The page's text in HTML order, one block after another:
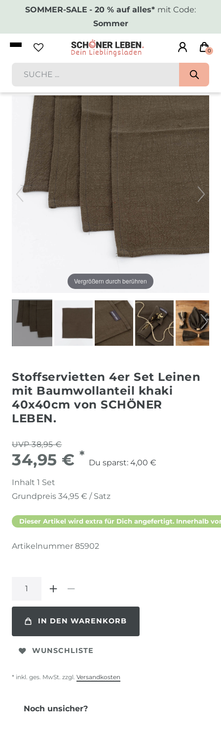
SOMMER-SALE - 20 % auf alles* mit Code:
Sommer
0
Vergrößern durch berühren
Stoffservietten 4er Set Leinen
mit Baumwollanteil khaki
40x40cm von SCHÖNER
LEBEN.
UVP 38,95 €
34,95 € *
Du sparst: 4,00 €
Inhalt 1 Set
Grundpreis 34,95 € / Satz
Dieser Artikel wird extra für Dich angefertigt. Innerhalb
Artikelnummer 85902
IN DEN WARENKORB
WUNSCHLISTE
* inkl. ges. MwSt. zzgl. Versandkosten
Noch unsicher?